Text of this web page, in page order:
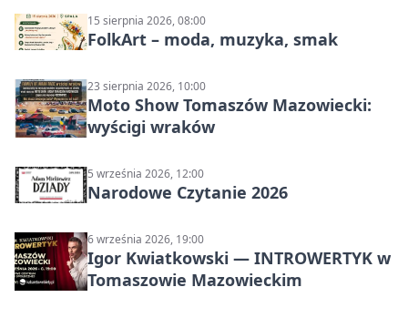
15 sierpnia 2026, 08:00
FolkArt – moda, muzyka, smak
23 sierpnia 2026, 10:00
Moto Show Tomaszów Mazowiecki:
wyścigi wraków
5 września 2026, 12:00
Narodowe Czytanie 2026
6 września 2026, 19:00
Igor Kwiatkowski — INTROWERTYK w
Tomaszowie Mazowieckim